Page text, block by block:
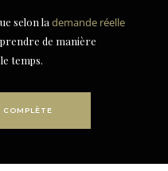
selon la demande réelle
de manière
temps.
COMPLÈTE